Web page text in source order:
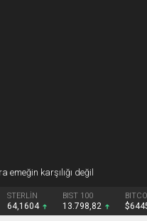
karşılığı değil
BIST 100
13.798,82
BITCOIN
$64451